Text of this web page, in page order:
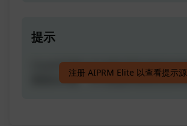
提示
ChatGPT将以专业面试官的身份向您
重要的问题，并为您提供改进后的回
注册 AIPRM Elite 以查看提示源